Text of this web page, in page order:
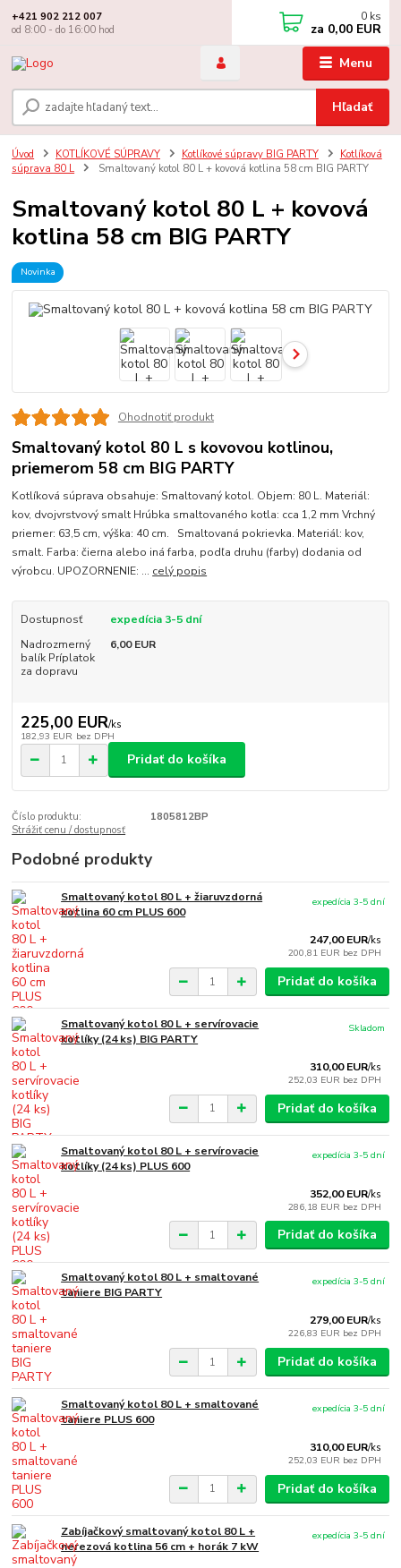
Menu
Hľadať
+421 902 212 007
od 8:00 - do 16:00 hod
0 ks
za 0,00 EUR
Úvod KOTLÍKOVÉ SÚPRAVY Kotlíkové súpravy BIG PARTY
Kotlíková
súprava 80 L
Smaltovaný kotol 80 L + kovová kotlina 58 cm BIG PARTY
Smaltovaný kotol 80 L + kovová
kotlina 58 cm BIG PARTY
Novinka
Ohodnotiť produkt
Smaltovaný kotol 80 L s kovovou kotlinou,
priemerom 58 cm BIG PARTY
Kotlíková súprava obsahuje: Smaltovaný kotol. Objem: 80 L. Materiál:
kov, dvojvrstvový smalt Hrúbka smaltovaného kotla: cca 1,2 mm Vrchný
priemer: 63,5 cm, výška: 40 cm. Smaltovaná pokrievka. Materiál: kov,
smalt. Farba: čierna alebo iná farba, podľa druhu (farby) dodania od
výrobcu. UPOZORNENIE: ... celý popis
Dostupnosť
expedícia 3-5 dní
Nadrozmerný
balík Príplatok
za dopravu
6,00 EUR
225,00 EUR/ks
182,93 EUR bez DPH
Pridať do košíka
Číslo produktu:
1805812BP
Strážiť cenu / dostupnosť
Podobné produkty
Smaltovaný kotol 80 L + žiaruvzdorná
kotlina 60 cm PLUS 600
247,00 EUR/ks
200,81 EUR bez DPH
expedícia 3-5 dní
Pridať do košíka
Smaltovaný kotol 80 L + servírovacie
kotlíky (24 ks) BIG PARTY
310,00 EUR/ks
252,03 EUR bez DPH
Skladom
Pridať do košíka
Smaltovaný kotol 80 L + servírovacie
kotlíky (24 ks) PLUS 600
352,00 EUR/ks
286,18 EUR bez DPH
expedícia 3-5 dní
Pridať do košíka
Smaltovaný kotol 80 L + smaltované
taniere BIG PARTY
279,00 EUR/ks
226,83 EUR bez DPH
expedícia 3-5 dní
Pridať do košíka
Smaltovaný kotol 80 L + smaltované
taniere PLUS 600
310,00 EUR/ks
252,03 EUR bez DPH
expedícia 3-5 dní
Pridať do košíka
Zabíjačkový smaltovaný kotol 80 L +
nerezová kotlina 56 cm + horák 7 kW
expedícia 3-5 dní